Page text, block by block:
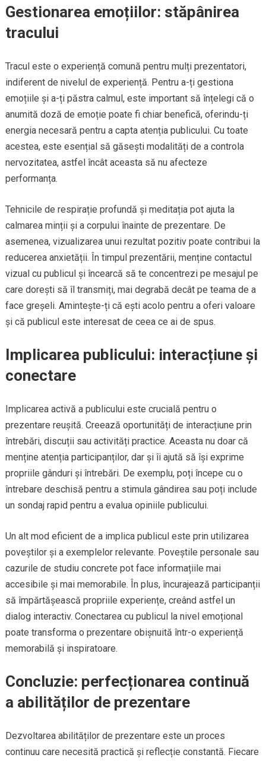
Gestionarea emoțiilor: stăpânirea
tracului
Tracul este o experiență comună pentru mulți prezentatori,
indiferent de nivelul de experiență. Pentru a-ți gestiona
emoțiile și a-ți păstra calmul, este important să înțelegi că o
anumită doză de emoție poate fi chiar benefică, oferindu-ți
energia necesară pentru a capta atenția publicului. Cu toate
acestea, este esențial să găsești modalități de a controla
nervozitatea, astfel încât aceasta să nu afecteze
performanța.
Tehnicile de respirație profundă și meditația pot ajuta la
calmarea minții și a corpului înainte de prezentare. De
asemenea, vizualizarea unui rezultat pozitiv poate contribui la
reducerea anxietății. În timpul prezentării, menține contactul
vizual cu publicul și încearcă să te concentrezi pe mesajul pe
care dorești să îl transmiți, mai degrabă decât pe teama de a
face greșeli. Amintește-ți că ești acolo pentru a oferi valoare
și că publicul este interesat de ceea ce ai de spus.
Implicarea publicului: interacțiune și
conectare
Implicarea activă a publicului este crucială pentru o
prezentare reușită. Creează oportunități de interacțiune prin
întrebări, discuții sau activități practice. Aceasta nu doar că
menține atenția participanților, dar și îi ajută să își exprime
propriile gânduri și întrebări. De exemplu, poți începe cu o
întrebare deschisă pentru a stimula gândirea sau poți include
un sondaj rapid pentru a evalua opiniile publicului.
Un alt mod eficient de a implica publicul este prin utilizarea
poveștilor și a exemplelor relevante. Poveștile personale sau
cazurile de studiu concrete pot face informațiile mai
accesibile și mai memorabile. În plus, încurajează participanții
să împărtășească propriile experiențe, creând astfel un
dialog interactiv. Conectarea cu publicul la nivel emoțional
poate transforma o prezentare obișnuită într-o experiență
memorabilă și inspiratoare.
Concluzie: perfecționarea continuă
a abilităților de prezentare
Dezvoltarea abilităților de prezentare este un proces
continuu care necesită practică și reflecție constantă. Fiecare